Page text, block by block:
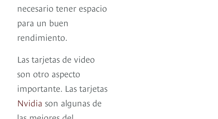
necesario tener espacio
para un buen
rendimiento.
Las tarjetas de video
son otro aspecto
importante. Las tarjetas
Nvidia son algunas de